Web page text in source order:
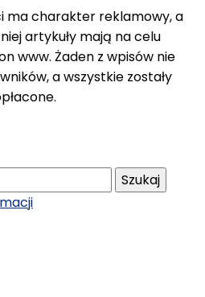
ma charakter reklamowy, a
artykuły mają na celu
www. Żaden z wpisów nie
a wszystkie zostały
informacje